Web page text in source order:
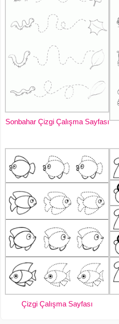
Sonbahar Çizgi Çalışma Sayfası
Çizgi Çalışma Sayfası